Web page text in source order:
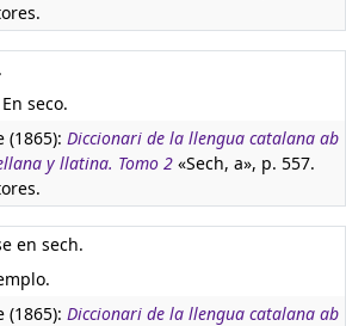
En seco.
(1865): Diccionari de la llengua catalana ab
y llatina. Tomo 2 «Sech, a», p. 557.
en sech.
(1865): Diccionari de la llengua catalana ab